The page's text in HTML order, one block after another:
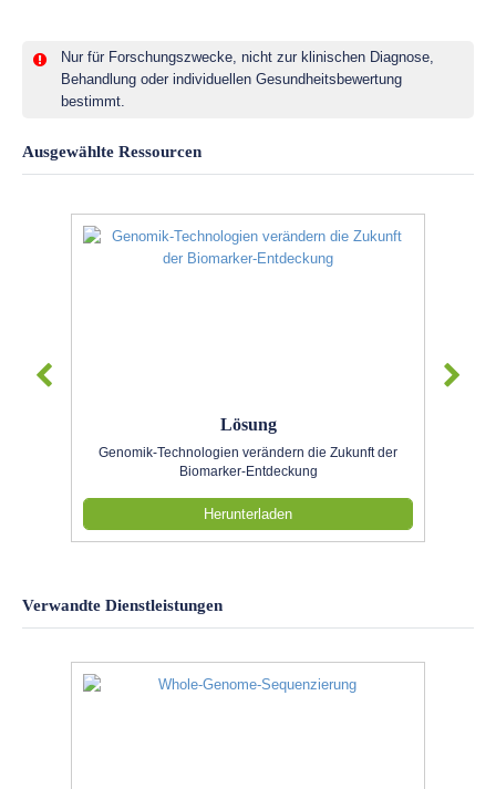
Nur für Forschungszwecke, nicht zur klinischen Diagnose,
Behandlung oder individuellen Gesundheitsbewertung
bestimmt.
Ausgewählte Ressourcen
Lösung
Genomik-Technologien verändern die Zukunft der
Biomarker-Entdeckung
Herunterladen
Verwandte Dienstleistungen